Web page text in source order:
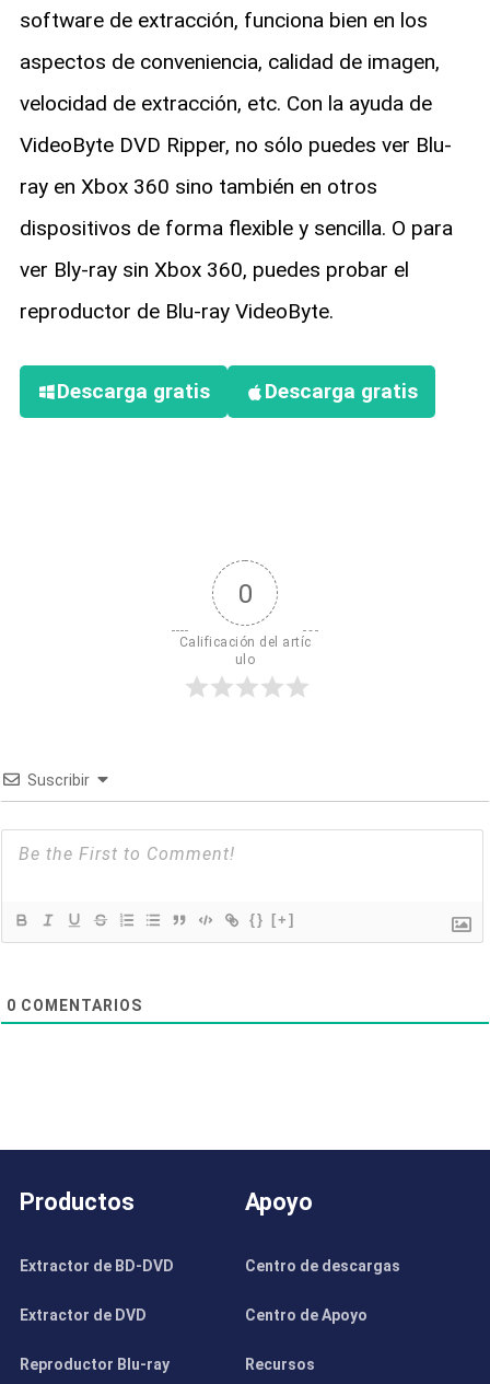
software de extracción, funciona bien en los
aspectos de conveniencia, calidad de imagen,
velocidad de extracción, etc. Con la ayuda de
VideoByte DVD Ripper, no sólo puedes ver Blu-
ray en Xbox 360 sino también en otros
dispositivos de forma flexible y sencilla. O para
ver Bly-ray sin Xbox 360, puedes probar el
reproductor de Blu-ray VideoByte.
Descarga gratis Descarga gratis
0
Calificación del artíc
ulo
Suscribir
{} [+]
0 COMENTARIOS
Productos
Extractor de BD-DVD
Extractor de DVD
Reproductor Blu-ray
Apoyo
Centro de descargas
Centro de Apoyo
Recursos